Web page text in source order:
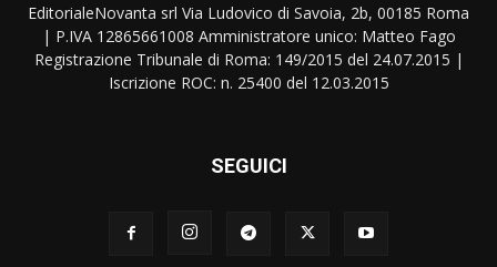
EditorialeNovanta srl Via Ludovico di Savoia, 2b, 00185 Roma
| P.IVA 12865661008 Amministratore unico: Matteo Fago
Registrazione Tribunale di Roma: 149/2015 del 24.07.2015 |
Iscrizione ROC: n. 25400 del 12.03.2015
SEGUICI